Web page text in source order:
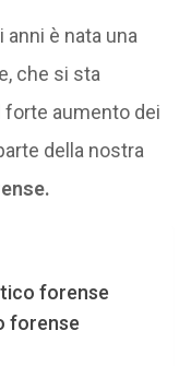
anni è nata una
che si sta
aumento dei
della nostra
forense
forense